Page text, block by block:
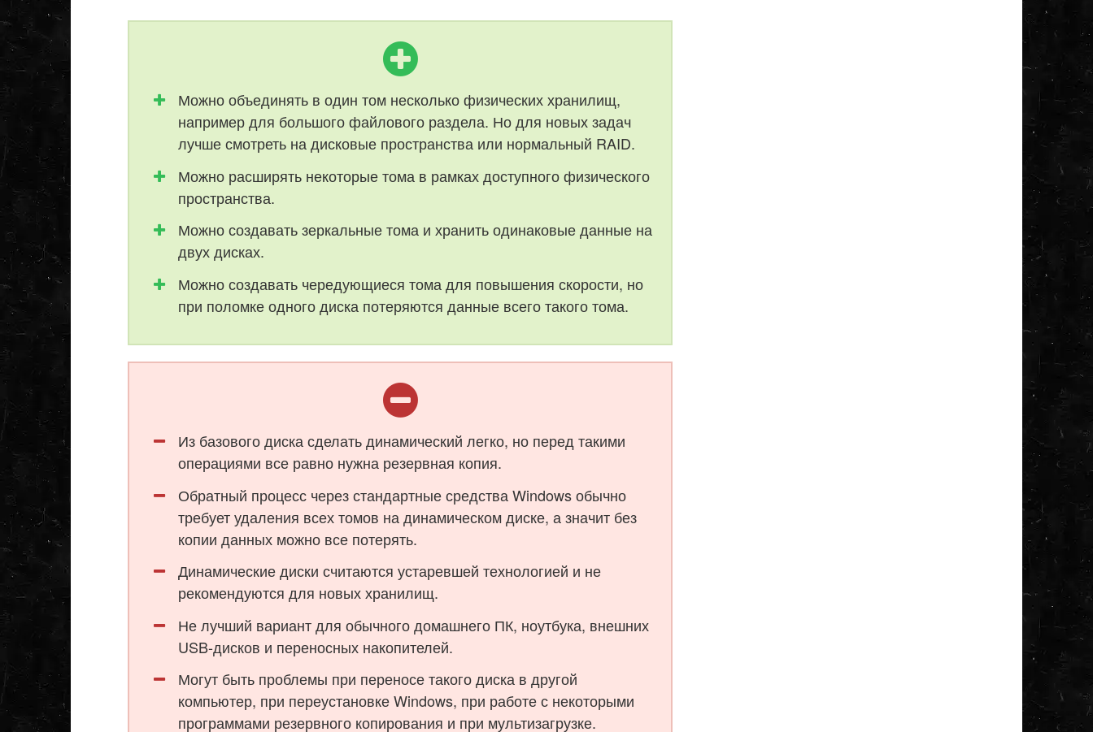
Можно объединять в один том несколько физических хранилищ,
например для большого файлового раздела. Но для новых задач
лучше смотреть на дисковые пространства или нормальный RAID.
Можно расширять некоторые тома в рамках доступного физического
пространства.
Можно создавать зеркальные тома и хранить одинаковые данные на
двух дисках.
Можно создавать чередующиеся тома для повышения скорости, но
при поломке одного диска потеряются данные всего такого тома.
Из базового диска сделать динамический легко, но перед такими
операциями все равно нужна резервная копия.
Обратный процесс через стандартные средства Windows обычно
требует удаления всех томов на динамическом диске, а значит без
копии данных можно все потерять.
Динамические диски считаются устаревшей технологией и не
рекомендуются для новых хранилищ.
Не лучший вариант для обычного домашнего ПК, ноутбука, внешних
USB-дисков и переносных накопителей.
Могут быть проблемы при переносе такого диска в другой
компьютер, при переустановке Windows, при работе с некоторыми
программами резервного копирования и при мультизагрузке.